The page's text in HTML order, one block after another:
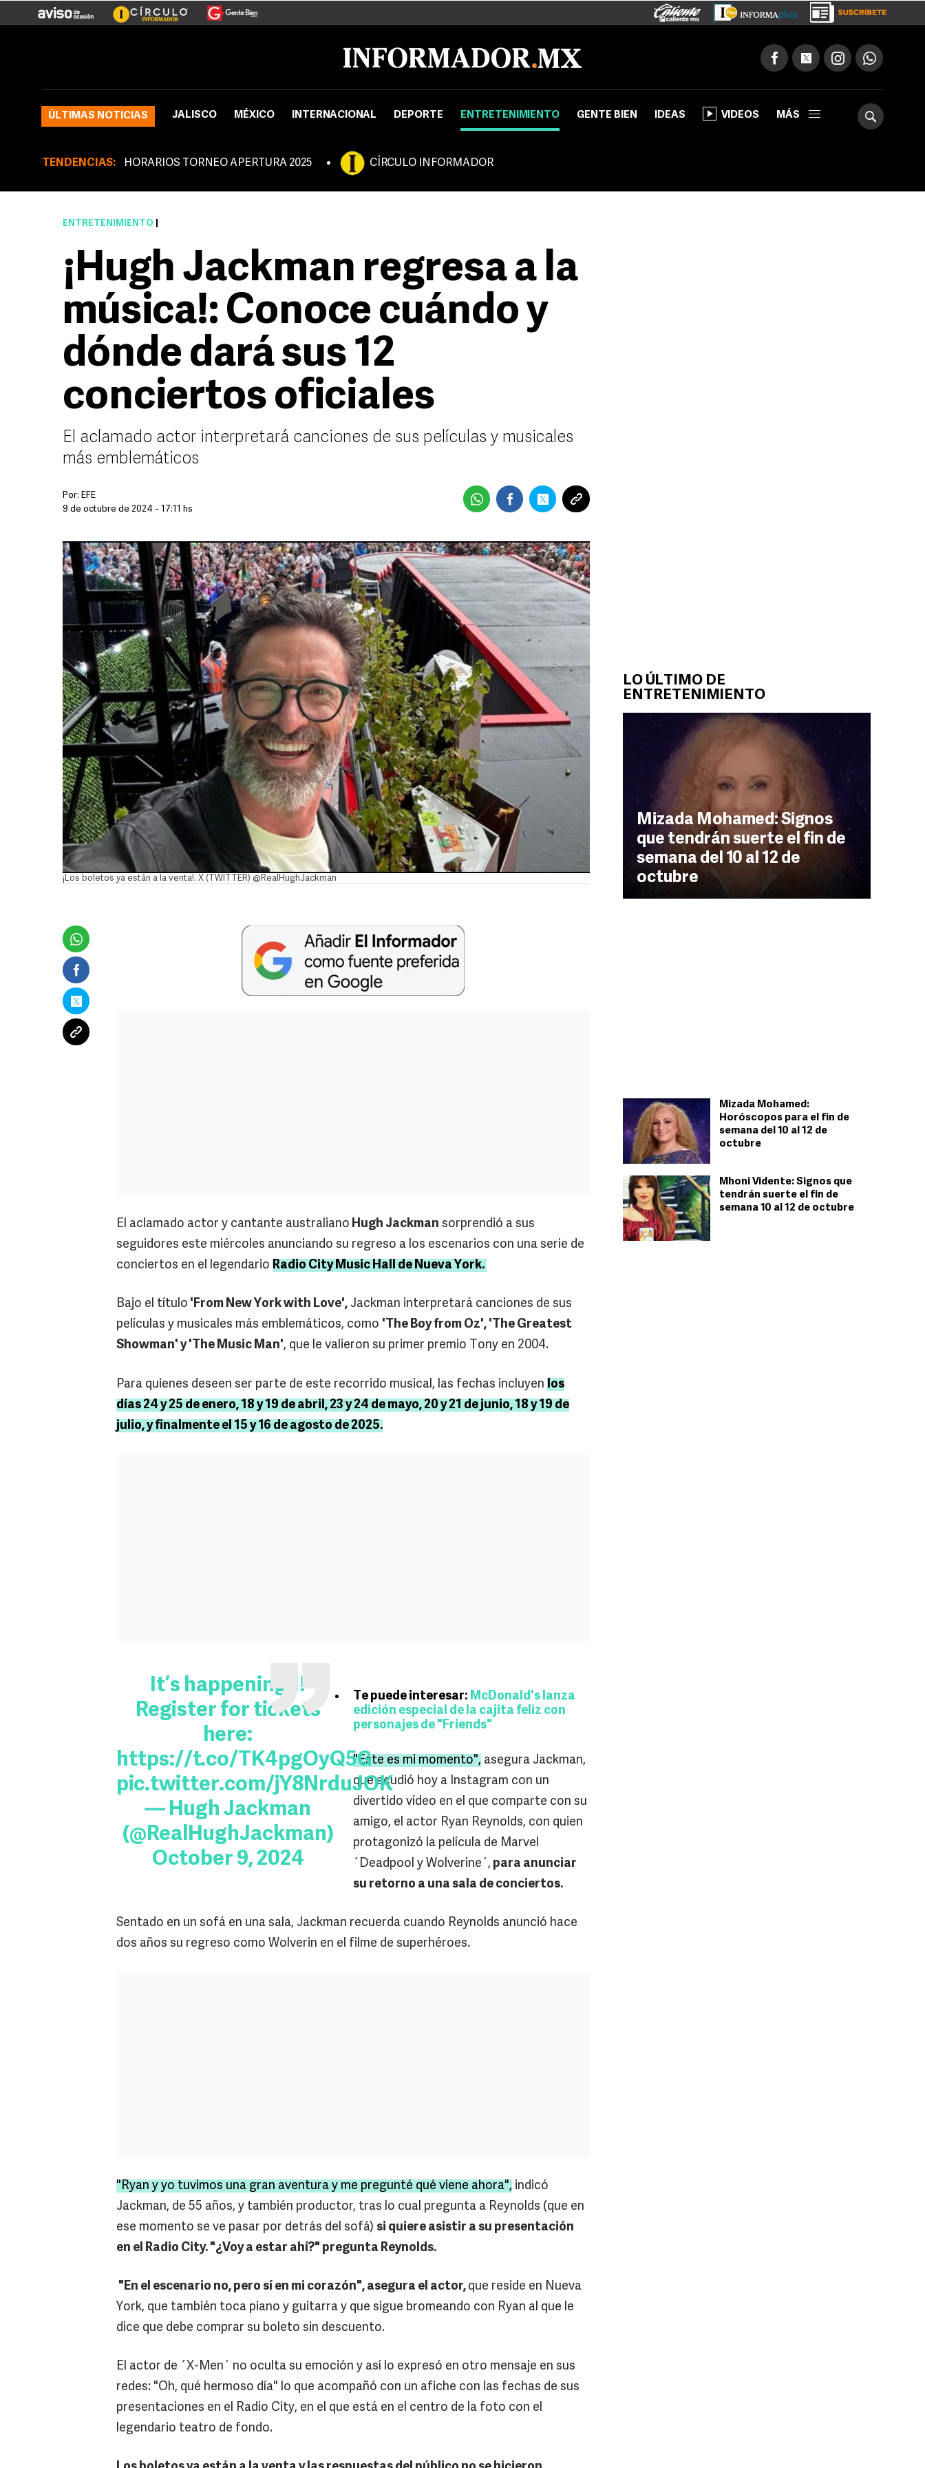
ÚLTIMAS NOTICIAS JALISCO MÉXICO INTERNACIONAL DEPORTE ENTRETENIMIENTO GENTE BIEN IDEAS VIDEOS MÁS
TENDENCIAS: HORARIOS TORNEO APERTURA 2025 CÍRCULO INFORMADOR
LO ÚLTIMO DE
ENTRETENIMIENTO
Mizada Mohamed: Signos
que tendrán suerte el fin de
semana del 10 al 12 de
octubre
Mizada Mohamed:
Horóscopos para el fin de
semana del 10 al 12 de
octubre
Mhoni Vidente: Signos que
tendrán suerte el fin de
semana 10 al 12 de octubre
ENTRETENIMIENTO
¡Hugh Jackman regresa a la
música!: Conoce cuándo y
dónde dará sus 12
conciertos oficiales
El aclamado actor interpretará canciones de sus películas y musicales
más emblemáticos
Por: EFE
9 de octubre de 2024 - 17:11 hs
¡Los boletos ya están a la venta!. X (TWITTER) @RealHughJackman
El aclamado actor y cantante australiano Hugh Jackman sorprendió a sus
seguidores este miércoles anunciando su regreso a los escenarios con una serie de
conciertos en el legendario Radio City Music Hall de Nueva York.
Bajo el título 'From New York with Love', Jackman interpretará canciones de sus
películas y musicales más emblemáticos, como 'The Boy from Oz', 'The Greatest
Showman' y 'The Music Man', que le valieron su primer premio Tony en 2004.
Para quienes deseen ser parte de este recorrido musical, las fechas incluyen los
días 24 y 25 de enero, 18 y 19 de abril, 23 y 24 de mayo, 20 y 21 de junio, 18 y 19 de
julio, y finalmente el 15 y 16 de agosto de 2025.
It’s happening!!!
Register for tickets
here:
https://t.co/TK4pgOyQ5G
pic.twitter.com/jY8NrduJOK
— Hugh Jackman
(@RealHughJackman)
October 9, 2024
Te puede interesar: McDonald's lanza
edición especial de la cajita feliz con
personajes de "Friends"
"Este es mi momento", asegura Jackman,
que acudió hoy a Instagram con un
divertido vídeo en el que comparte con su
amigo, el actor Ryan Reynolds, con quien
protagonizó la película de Marvel
´Deadpool y Wolverine´, para anunciar
su retorno a una sala de conciertos.
Sentado en un sofá en una sala, Jackman recuerda cuando Reynolds anunció hace
dos años su regreso como Wolverin en el filme de superhéroes.
"Ryan y yo tuvimos una gran aventura y me pregunté qué viene ahora", indicó
Jackman, de 55 años, y también productor, tras lo cual pregunta a Reynolds (que en
ese momento se ve pasar por detrás del sofá) si quiere asistir a su presentación
en el Radio City. "¿Voy a estar ahí?" pregunta Reynolds.
"En el escenario no, pero sí en mi corazón", asegura el actor, que reside en Nueva
York, que también toca piano y guitarra y que sigue bromeando con Ryan al que le
dice que debe comprar su boleto sin descuento.
El actor de ´X-Men´ no oculta su emoción y así lo expresó en otro mensaje en sus
redes: "Oh, qué hermoso día" lo que acompañó con un afiche con las fechas de sus
presentaciones en el Radio City, en el que está en el centro de la foto con el
legendario teatro de fondo.